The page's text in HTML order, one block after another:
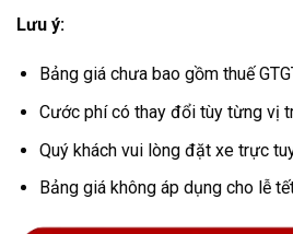
Lưu ý:
Bảng giá chưa bao gồm thuế
Cước phí có thay đổi tùy từng vị
Quý khách vui lòng đặt xe trực
Bảng giá không áp dụng cho lễ